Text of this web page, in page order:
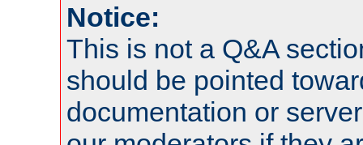
Notice:
This is not a Q&A
should be pointed
documentation or